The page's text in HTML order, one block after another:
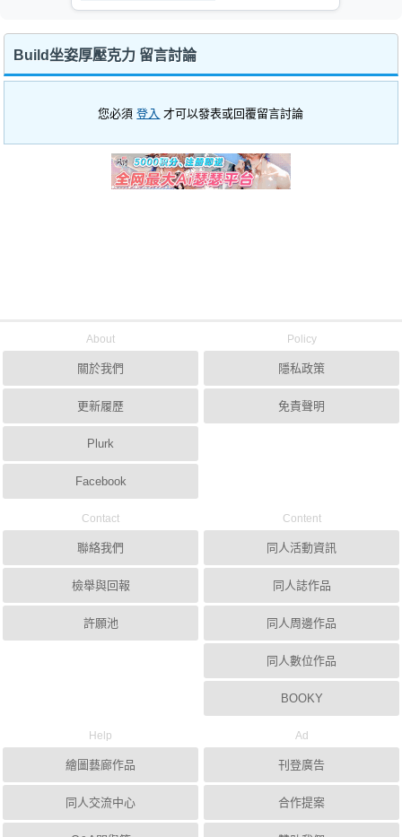
Build坐姿厚壓克力 留言討論
您必須登入 才可以發表或回覆留言討論
About
關於我們
更新履歷
Plurk
Facebook
Policy
隱私政策
免責聲明
Contact
聯絡我們
檢舉與回報
許願池
Content
同人活動資訊
同人誌作品
同人周邊作品
同人數位作品
BOOKY
Help
繪圖藝廊作品
同人交流中心
Ad
刊登廣告
合作提案